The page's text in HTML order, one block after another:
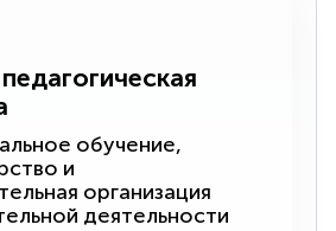
обучение,
и
организация
деятельности